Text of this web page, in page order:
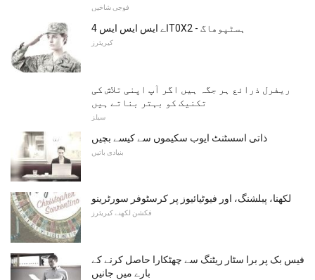
فوجی شاخیں
اے ایس ایس ایس 4T0X2 - ہسٹپوھاگ
کیریئرز
ریفرل ذرائع ہر جگہ ہیں اگر آپ اپنی تلاش کی
تکنیک کو بہتر بناتے ہیں
سیلز
ذاتی اسسٹنٹ ایوب سکیموں سے کیسے بچیں
بنیادی باتیں
لکھنا، پبلشنگ، اور فیوٹیائیوز پر کرسٹوفر سورٹرینو
فکشن لکھنے کیریئرز
فیس بک پر برا سٹار ریٹنگ سے چھٹکارا حاصل کرنے کے
بارے میں جانیں